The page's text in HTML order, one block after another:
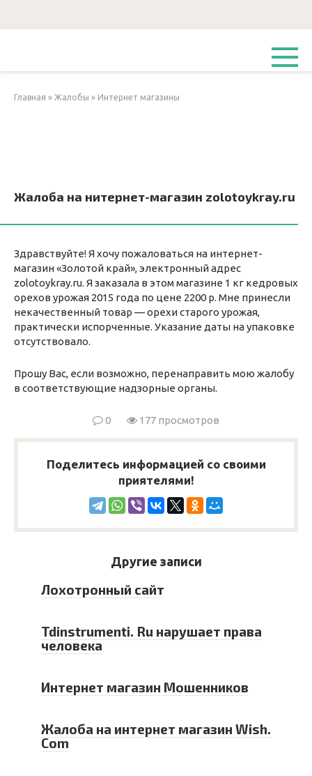
Главная » Жалобы » Интернет магазины
Жалоба на нитернет-магазин zolotoykray.ru
Здравствуйте! Я хочу пожаловаться на интернет-
магазин «Золотой край», электронный адрес
zolotoykray.ru. Я заказала в этом магазине 1 кг кедровых
орехов урожая 2015 года по цене 2200 р. Мне принесли
некачественный товар — орехи старого урожая,
практически испорченные. Указание даты на упаковке
отсутствовало.
Прошу Вас, если возможно, перенаправить мою жалобу
в соответствующие надзорные органы.
0 177 просмотров
Поделитесь информацией со своими
приятелями!
Другие записи
Лохотронный сайт
Tdinstrumenti. Ru нарушает права
человека
Интернет магазин Мошенников
Жалоба на интернет магазин Wish.
Com